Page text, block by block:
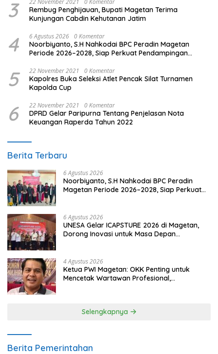
3
Rembug Penghijauan, Bupati Magetan Terima
Kunjungan Cabdin Kehutanan Jatim
4 6 Agustus 2026 0 Komentar
Noorbiyanto, S.H Nahkodai BPC Peradin Magetan
Periode 2026–2028, Siap Perkuat Pendampingan
5 22 November 2021 0 Komentar
Kapolres Buka Seleksi Atlet Pencak Silat Turnamen
Kapolda Cup
6 22 November 2021 0 Komentar
DPRD Gelar Paripurna Tentang Penjelasan Nota
Keuangan Raperda Tahun 2022
Berita Terbaru
6 Agustus 2026
Noorbiyanto, S.H Nahkodai BPC Peradin
Magetan Periode 2026–2028, Siap Perkuat
6 Agustus 2026
UNESA Gelar ICAPSTURE 2026 di Magetan,
Dorong Inovasi untuk Masa Depan
4 Agustus 2026
Ketua PWI Magetan: OKK Penting untuk
Mencetak Wartawan Profesional,
Selengkapnya
Berita Pemerintahan